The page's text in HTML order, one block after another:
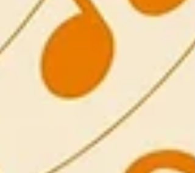
Music4Kids – Mowgli van de wolvenhorde
(4+) Music4Kids – Mowgli van de
wolvenhorde vertelt het verhaal van een
mensenkind dat, opgevoed door wolven
een soms vijandige jungle, uitgroeit tot
moedige jongeman. Een voorstelling die
doet denken aan